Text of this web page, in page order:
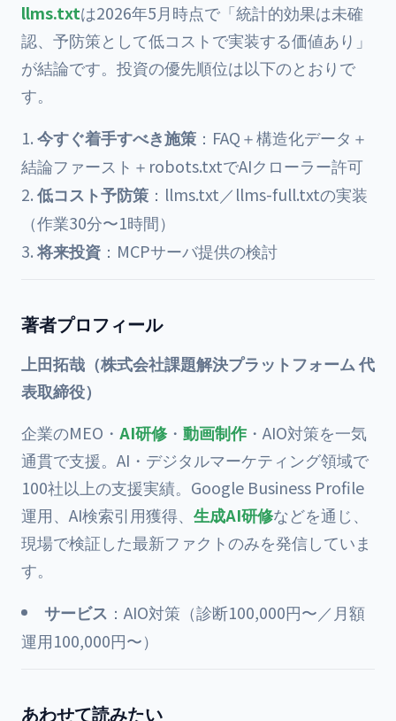
llms.txtは2026年5月時点で「統計的効果は未確
認、予防策として低コストで実装する価値あり」
が結論です。投資の優先順位は以下のとおりで
す。
今すぐ着手すべき施策 ：FAQ＋構造化データ＋
結論ファースト＋robots.txtでAIクローラー許可
低コスト予防策 ：llms.txt／llms-full.txtの実装
（作業30分〜1時間）
将来投資 ：MCPサーバ提供の検討
著者プロフィール
上田拓哉（株式会社課題解決プラットフォーム 代
表取締役）
企業のMEO・ AI研修・ 動画制作・AIO対策を一気
通貫で支援。AI・デジタルマーケティング領域で
100社以上の支援実績。Google Business Profile
運用、AI検索引用獲得、 生成AI研修などを通じ、
現場で検証した最新ファクトのみを発信していま
す。
サービス ： AIO対策（診断100,000円〜／月額
運用100,000円〜）
あわせて読みたい